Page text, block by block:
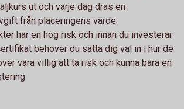
ut och varje dag dras en
från placeringens värde.
har en hög risk och innan du investerar
behöver du sätta dig väl in i hur de
vara villig att ta risk och kunna bära en